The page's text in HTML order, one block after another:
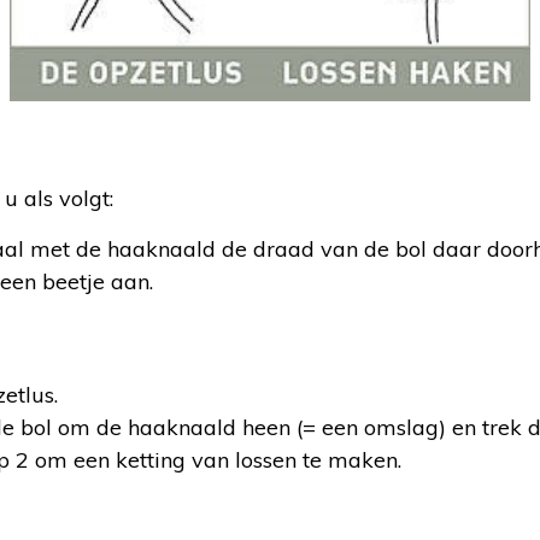
als volgt:
met de haaknaald de draad van de bol daar
beetje aan.
bol om de haaknaald heen (= een omslag) en trek
2 om een ketting van lossen te maken.